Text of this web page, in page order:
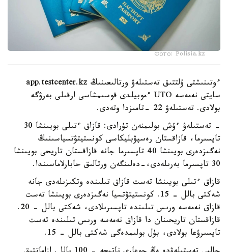
Фото: Polisia.kz
ءوتىنىشتى ۇلتتىق تەستىلەۋ ورتالىعىنىڭ app.testcenter.kz
سايتى نەمەسە UTO ءموبيلدى قوسىمشاسى ارقىلى بەرۋگە
بولادى. تەستىلەۋ 22 -تامىزدا وتەدى.
- تەستىلەۋ ءۇش بولىمنەن تۇرادى: قازاق ءتىلى بويىنشا 30
تاپسىرما، قازاقستان رەسپۋبليكاسى كونستيتۋتسياسىنىڭ
نەگىزدەرى بويىنشا 40 تاپسىرما جانە قازاقستان تاريحى بويىنشا
30 تاپسىرما بەرىلەدى،-دەلىنگەن ورتالىق حابارلاماسىندا.
قازاق ءتىلى بويىنشا تەست قازاق تىلىندە وتكىزىلەدى جانە
شەكتى بالل - 15. كونستيتۋتسيا نەگىزدەرى بويىنشا تەست
قازاق نەمەسە ورىس تىلىندە تاپسىرىلادى، شەكتى بالل - 20.
قازاقستان تاريحىنان دا قازاق نەمەسە ورىس تىلىندە تەست
تاپسىرۋعا بولادى، بۇل بولىمدەگى شەكتى بالل - 15.